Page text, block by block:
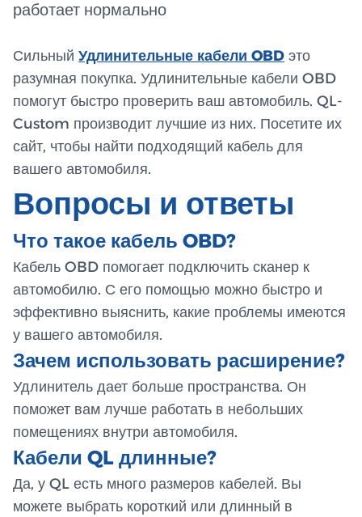
работает нормально
Сильный Удлинительные кабели OBD это
разумная покупка. Удлинительные кабели OBD
помогут быстро проверить ваш автомобиль. QL-
Custom производит лучшие из них. Посетите их
сайт, чтобы найти подходящий кабель для
вашего автомобиля.
Вопросы и ответы
Что такое кабель OBD?
Кабель OBD помогает подключить сканер к
автомобилю. С его помощью можно быстро и
эффективно выяснить, какие проблемы имеются
у вашего автомобиля.
Зачем использовать расширение?
Удлинитель дает больше пространства. Он
поможет вам лучше работать в небольших
помещениях внутри автомобиля.
Кабели QL длинные?
Да, у QL есть много размеров кабелей. Вы
можете выбрать короткий или длинный в